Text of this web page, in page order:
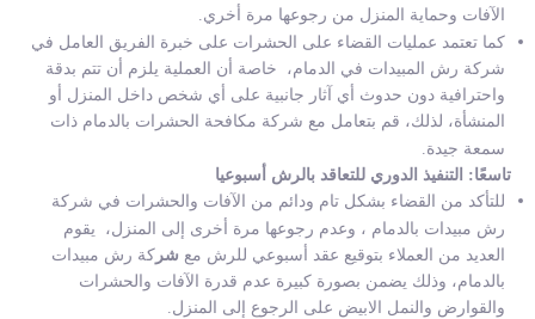
الآفات وحماية المنزل من رجوعها مرة أخري.
كما تعتمد عمليات القضاء على الحشرات على خبرة الفريق العامل في
شركة رش المبيدات في الدمام، خاصة أن العملية يلزم أن تتم بدقة
واحترافية دون حدوث أي آثار جانبية على أي شخص داخل المنزل أو
المنشأة، لذلك، قم بتعامل مع شركة مكافحة الحشرات بالدمام ذات
سمعة جيدة.
تاسعًا: التنفيذ الدوري للتعاقد بالرش أسبوعيا
للتأكد من القضاء بشكل تام ودائم من الآفات والحشرات في شركة
رش مبيدات بالدمام ، وعدم رجوعها مرة أخرى إلى المنزل، يقوم
العديد من العملاء بتوقيع عقد أسبوعي للرش مع شر كة رش مبيدات
بالدمام، وذلك يضمن بصورة كبيرة عدم قدرة الآفات والحشرات
والقوارض والنمل الابيض على الرجوع إلى المنزل.